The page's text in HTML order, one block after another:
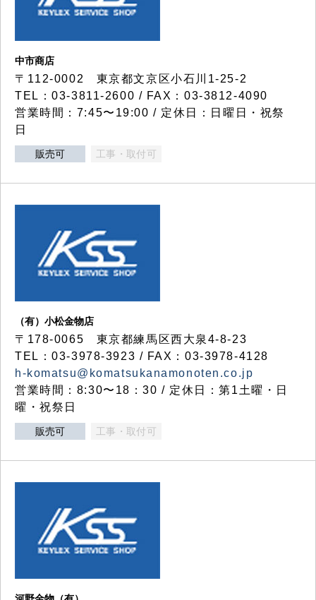
中市商店
〒112-0002 東京都文京区小石川1-25-2
TEL：03-3811-2600 / FAX：03-3812-4090
営業時間：7:45〜19:00 / 定休日：日曜日・祝祭
日
販売可 工事・取付可
（有）小松金物店
〒178-0065 東京都練馬区西大泉4-8-23
TEL：03-3978-3923 / FAX：03-3978-4128
h-komatsu@komatsukanamonoten.co.jp
営業時間：8:30〜18：30 / 定休日：第1土曜・日
曜・祝祭日
販売可 工事・取付可